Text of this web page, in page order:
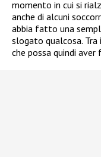
momento in cui si
anche di alcuni
abbia fatto una
slogato qualcosa. Tra
che possa quindi